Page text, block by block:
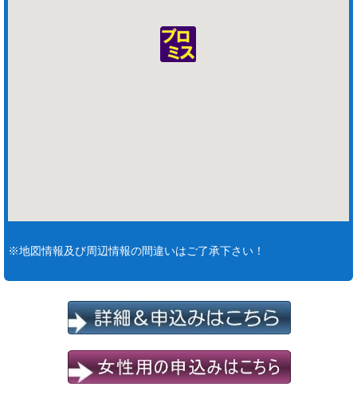
※地図情報及び周辺情報の間違いはご了承下さい！